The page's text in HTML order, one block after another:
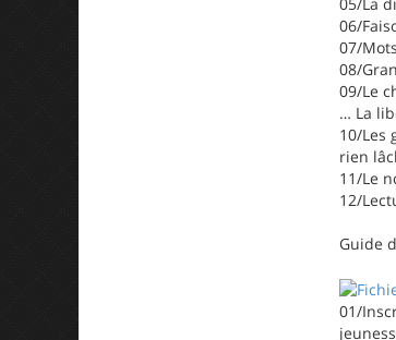
06/
07/
08/
09/Le
… La
10/Les
rien
11/Le
12/
Guide
01/